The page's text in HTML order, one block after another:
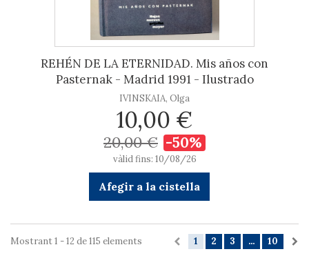
REHÉN DE LA ETERNIDAD. Mis años con
Pasternak - Madrid 1991 - Ilustrado
IVINSKAIA, Olga
10,00 €
20,00 € -50%
vàlid fins: 10/08/26
Afegir a la cistella
1 2 3 ... 10
Mostrant 1 - 12 de 115 elements